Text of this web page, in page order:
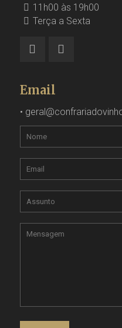
11h00 às 19h00
Terça a Sexta
Email
•